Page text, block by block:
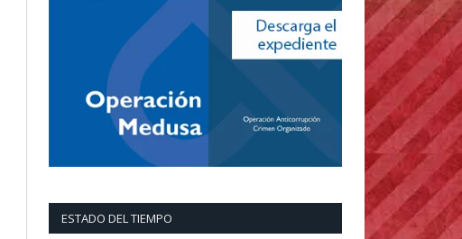
ESTADO DEL TIEMPO